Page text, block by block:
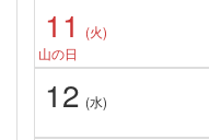
11
(火)
山の日
12 (水)